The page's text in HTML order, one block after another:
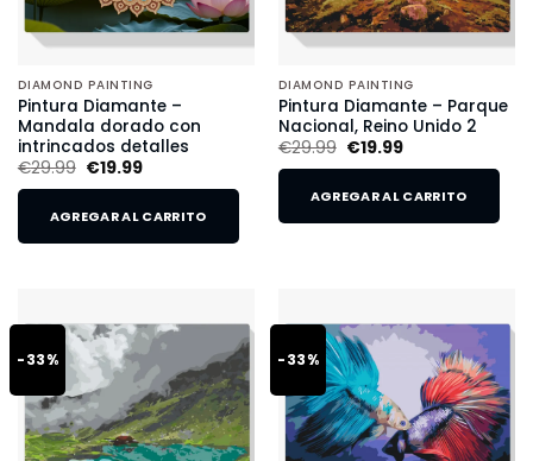
DIAMOND PAINTING
Pintura Diamante –
Mandala dorado con
intrincados detalles
€29.99 €19.99
AGREGAR AL CARRITO
DIAMOND PAINTING
Pintura Diamante – Parque
Nacional, Reino Unido 2
€29.99 €19.99
AGREGAR AL CARRITO
-33% -33%